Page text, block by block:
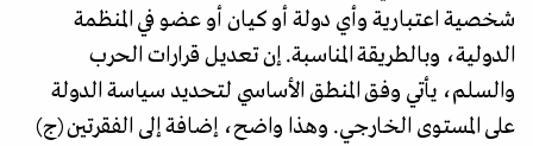
شخصية اعتبارية وأي دولة أو كيان أو عضو في المنظمة
الدولية، وبالطريقة المناسبة. إن تعديل قرارات الحرب
والسلم، يأتي وفق المنطق الأساسي لتحديد سياسة الدولة
على المستوى الخارجي. وهذا واضح، إضافة إلى الفقرتين (ج)